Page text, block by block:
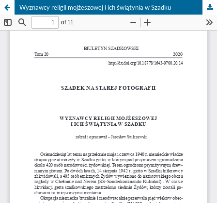
Wyznawcy religii mojżeszowej i ich świątynia w Szadku